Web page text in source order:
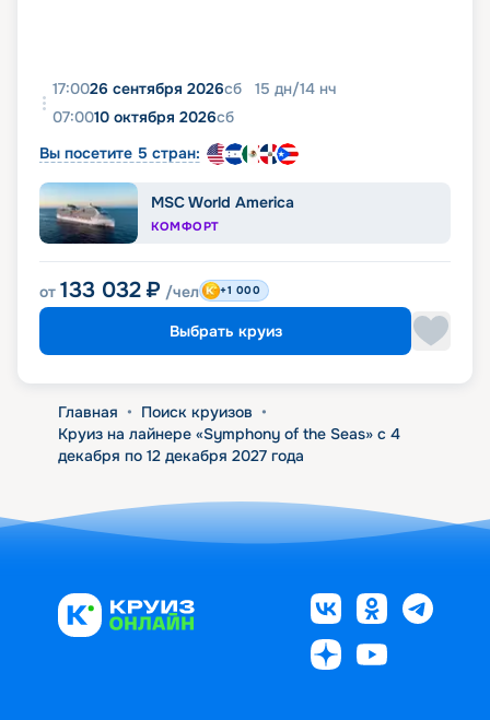
17:0026 сентября 2026сб 15 дн/14 нч
07:0010 октября 2026сб
Вы посетите 5 стран:
MSC World America
КОМФОРТ
от 133 032 ₽ /чел +1 000
Выбрать круиз
Главная • Поиск круизов •
Круиз на лайнере «Symphony of the Seas» с 4
декабря по 12 декабря 2027 года